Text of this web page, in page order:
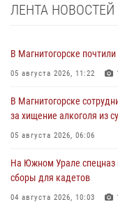
ЛЕНТА НОВОСТЕЙ
В Магнитогорске
05 августа 2026, 11:22
В Магнитогорске
за хищение алкоголя из
05 августа 2026, 06:06
На Южном Урале спецназ
сборы для кадетов
04 августа 2026, 10:03